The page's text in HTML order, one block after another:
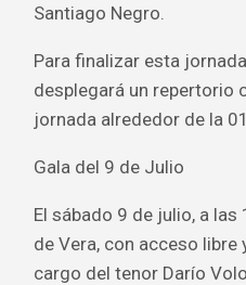
Santiago Negro.
Para finalizar esta
desplegará un repertorio
jornada alrededor de la
Gala del 9 de Julio
El sábado 9 de julio, a
de Vera, con acceso
cargo del tenor Darío